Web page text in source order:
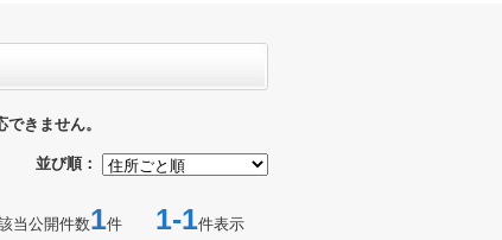
きません。
並び順：
当公開件数1件 1-1件表示